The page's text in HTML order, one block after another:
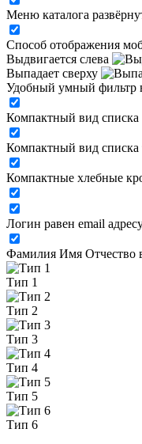
Меню каталога
Способ отображения
Выдвигается слева
Выпадает сверху
Удобный умный фильтр
Компактный вид списка
Компактный вид списка
Компактные хлебные
Логин равен email
Фамилия Имя Отчество
Тип 1
Тип 2
Тип 3
Тип 4
Тип 5
Тип 6